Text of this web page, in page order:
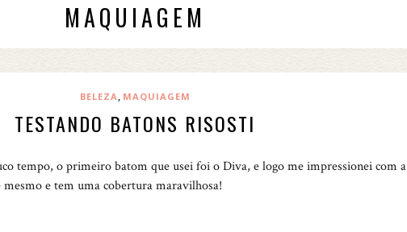
MAQUIAGEM
BELEZA, MAQUIAGEM
TESTANDO BATONS RISOSTI
tempo, o primeiro batom que usei foi o Diva, e logo me impressionei com a
e tem uma cobertura maravilhosa!